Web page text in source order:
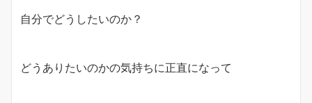
自分でどうしたいのか？
どうありたいのかの気持ちに正直になって